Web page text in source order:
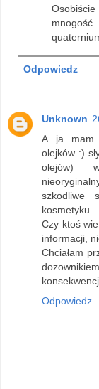
Odpowiedz
Unknown
A ja mam
olejków :)
olejów) w
szkodliwe
kosmetyku
Czy ktoś
informacji,
Chciałam
Odpowiedz